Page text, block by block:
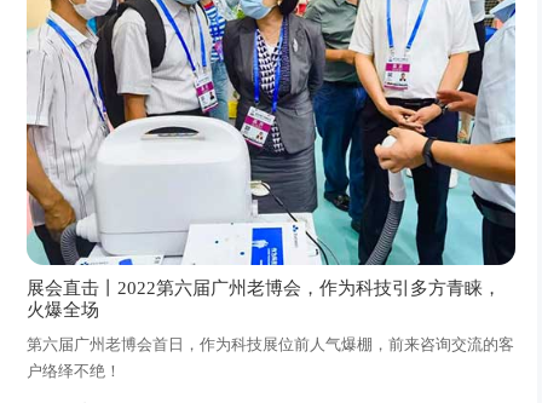
展会直击丨2022第六届广州老博会，作为科技引多方青睐，
火爆全场
第六届广州老博会首日，作为科技展位前人气爆棚，前来咨询交流的客
户络绎不绝！